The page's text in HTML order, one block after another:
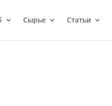
Сырье Статьи